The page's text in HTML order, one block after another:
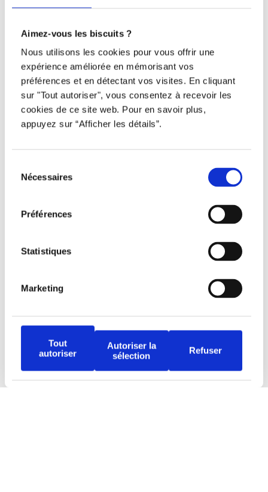
Aimez-vous les biscuits ?
Nous utilisons les cookies pour vous offrir une
expérience améliorée en mémorisant vos
préférences et en détectant vos visites. En cliquant
sur "Tout autoriser", vous consentez à recevoir les
cookies de ce site web. Pour en savoir plus,
appuyez sur “Afficher les détails”.
Nécessaires
Préférences
Statistiques
Marketing
Tout
autoriser
Autoriser la
sélection
Refuser
Email
info@djob.co
Liens utiles
Nous contacter
Restez à l’affût !